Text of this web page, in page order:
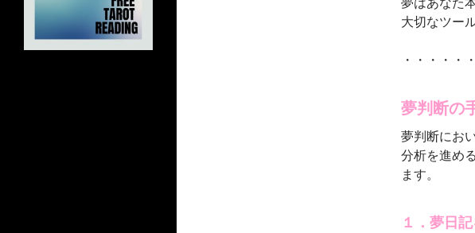
大切なツー
・・・・・
夢判断の
夢判断にお
分析を進め
ます。
１．夢日